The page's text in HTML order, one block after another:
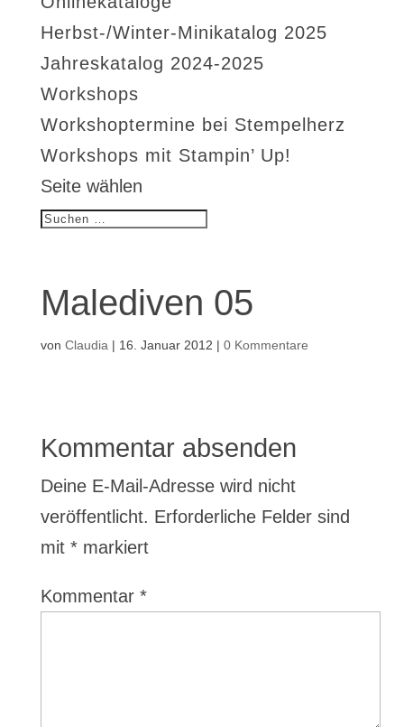
Herbst-/Winter-Minikatalog 2025
Jahreskatalog 2024-2025
Workshops
Workshoptermine bei Stempelherz
Workshops mit Stampin’ Up!
Seite wählen
Malediven 05
von Claudia | 16. Januar 2012 | 0 Kommentare
Kommentar absenden
Deine E-Mail-Adresse wird nicht
veröffentlicht. Erforderliche Felder sind
mit *markiert
Kommentar *